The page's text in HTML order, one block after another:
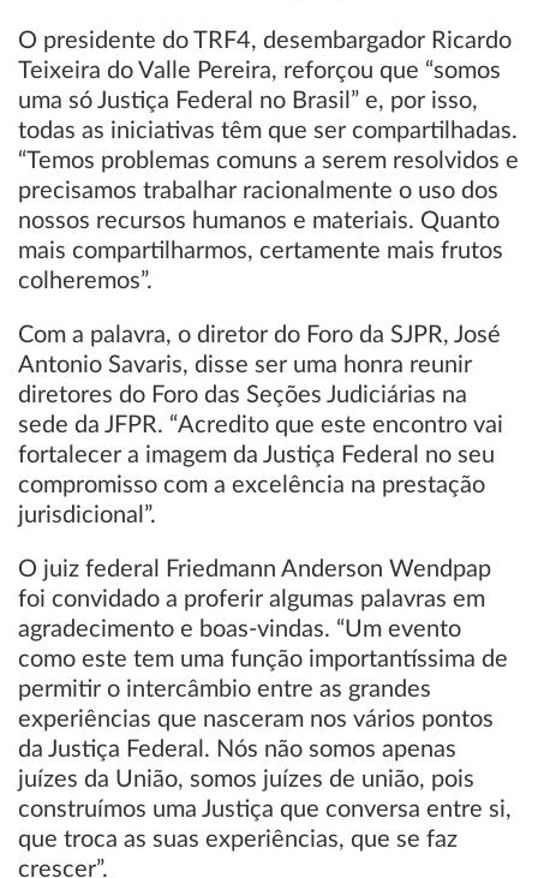
O presidente do TRF4, desembargador Ricardo
Teixeira do Valle Pereira, reforçou que “somos
uma só Justiça Federal no Brasil” e, por isso,
todas as iniciativas têm que ser compartilhadas.
“Temos problemas comuns a serem resolvidos e
precisamos trabalhar racionalmente o uso dos
nossos recursos humanos e materiais. Quanto
mais compartilharmos, certamente mais frutos
colheremos”.
Com a palavra, o diretor do Foro da SJPR, José
Antonio Savaris, disse ser uma honra reunir
diretores do Foro das Seções Judiciárias na
sede da JFPR. “Acredito que este encontro vai
fortalecer a imagem da Justiça Federal no seu
compromisso com a excelência na prestação
jurisdicional”.
O juiz federal Friedmann Anderson Wendpap
foi convidado a proferir algumas palavras em
agradecimento e boas-vindas. “Um evento
como este tem uma função importantíssima de
permitir o intercâmbio entre as grandes
experiências que nasceram nos vários pontos
da Justiça Federal. Nós não somos apenas
juízes da União, somos juízes de união, pois
construímos uma Justiça que conversa entre si,
que troca as suas experiências, que se faz
crescer”.